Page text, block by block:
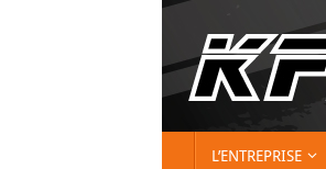
L’ENTREPRISE